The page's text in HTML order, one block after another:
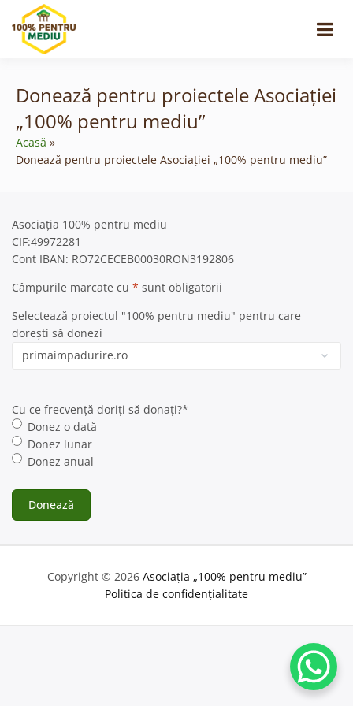
content
Donează pentru proiectele Asociației
„100% pentru mediu”
Acasă
Donează pentru proiectele Asociației „100% pentru mediu”
Asociația 100% pentru mediu
CIF:49972281
Cont IBAN: RO72CECEB00030RON3192806
Câmpurile marcate cu * sunt obligatorii
Selectează proiectul "100% pentru mediu" pentru care
dorești să donezi
Cu ce frecvență doriți să donați?*
Donez o dată
Donez lunar
Donez anual
Copyright © 2026 Asociația „100% pentru mediu”
Politica de confidențialitate